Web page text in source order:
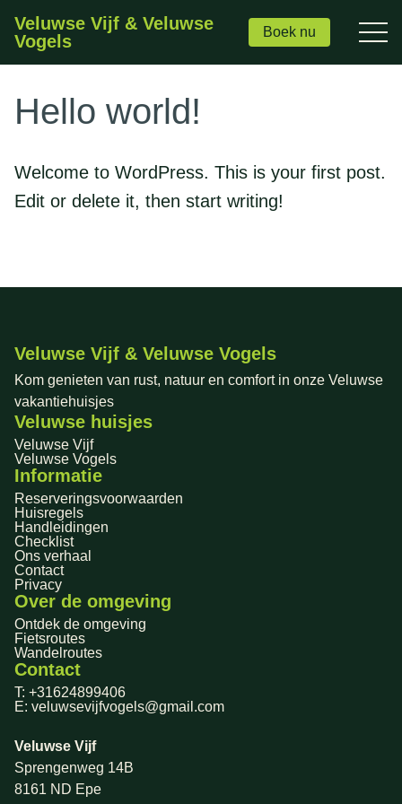
Veluwse Vijf & Veluwse
Vogels
Boek nu
Hello world!
Welcome to WordPress. This is your first post.
Edit or delete it, then start writing!
Veluwse Vijf & Veluwse Vogels
Kom genieten van rust, natuur en comfort in onze Veluwse
vakantiehuisjes
Veluwse huisjes
Veluwse Vijf
Veluwse Vogels
Informatie
Reserveringsvoorwaarden
Huisregels
Handleidingen
Checklist
Ons verhaal
Contact
Privacy
Over de omgeving
Ontdek de omgeving
Fietsroutes
Wandelroutes
Contact
T: +31624899406
E: veluwsevijfvogels@gmail.com
Veluwse Vijf
Sprengenweg 14B
8161 ND Epe